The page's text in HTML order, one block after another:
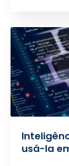
usá-la